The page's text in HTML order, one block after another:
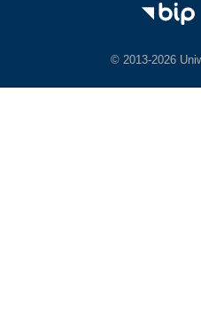
© 2013-2026